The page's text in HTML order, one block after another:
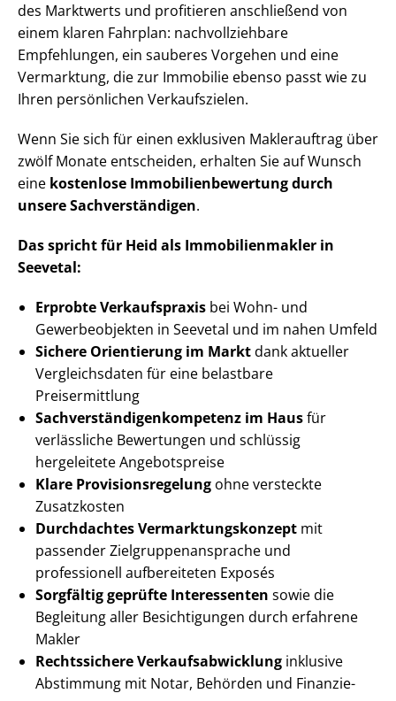
des Marktwerts und profitieren anschließend von
einem klaren Fahrplan: nach­voll­zieh­ba­re
Empfehlungen, ein sauberes Vorgehen und eine
Vermarktung, die zur Immobilie ebenso passt wie zu
Ihren persönlichen Verkaufszielen.
Wenn Sie sich für einen exklusiven Maklerauftrag über
zwölf Monate entscheiden, erhalten Sie auf Wunsch
eine kostenlose Im­mo­bi­li­en­be­wer­tung durch
unsere Sach­ver­stän­di­gen.
Das spricht für Heid als Im­mo­bi­li­en­mak­ler in
Seevetal:
Erprobte Verkaufspraxis bei Wohn- und
Gewerbeobjekten in Seevetal und im nahen Umfeld
Sichere Orientierung im Marktdank aktueller
Vergleichsdaten für eine belastbare
Preisermittlung
Sach­ver­stän­di­gen­kom­pe­tenz im Hausfür
verlässliche Bewertungen und schlüssig
hergeleitete Angebotspreise
Klare Pro­vi­si­ons­re­ge­lung ohne versteckte
Zusatzkosten
Durchdachtes Ver­mark­tungs­kon­zept mit
passender Ziel­grup­pen­an­spra­che und
professionell aufbereiteten Exposés
Sorgfältig geprüfte Interessenten sowie die
Begleitung aller Besichtigungen durch erfahrene
Makler
Rechtssichere Ver­kaufs­ab­wick­lung inklusive
Abstimmung mit Notar, Behörden und Fi­nan­zie­